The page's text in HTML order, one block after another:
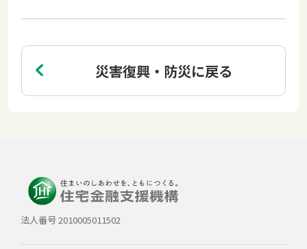
災害復興・防災に戻る
法人番号 2010005011502